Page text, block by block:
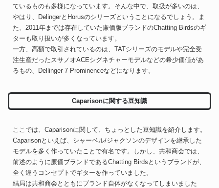
ているものも多様になっています。そんな中で、取扱が多いのは、
やはり、DelingerとHorusのシリーズということになるでしょう。ま
た、2011年までは存在していた廉価版ブランドのChatting Birdsのギ
ターも取り扱いが多くなっています。
一方、高額で取引されているのは、TATシリーズのモデルや完全受
注生産だったスサノオACEシグネチャーモデルなどの希少価値があ
るもの、Dellinger 7 Prominenceなどになります。
Caparisonに関する豆知識
ここでは、Caparisonに関して、ちょっとした豆知識を紹介します。
Caparisonといえば、シャーベル/ジャクソンのデザインを継承した
モデルを多く作っていたことで有名です。しかし、共和商会では、
前述のように廉価ブランドであるChatting Birdsというブランドが、
全く違うコンセプトでギターを作っていました。
結局は共和商会とともにブランド自体がなくなってしまいました